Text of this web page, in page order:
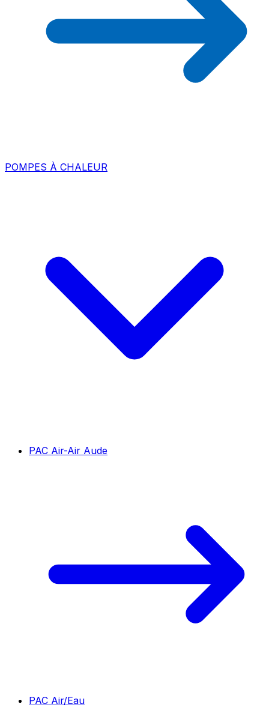
POMPES À CHALEUR
PAC Air-Air Aude
PAC Air/Eau